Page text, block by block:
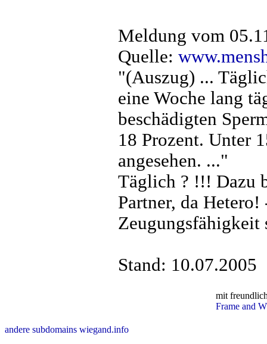
Meldung vom
Quelle:
"(Auszug) ...
eine Woche lang
beschädigten
18 Prozent. Unter
angesehen. ..."
Täglich ? !!! Dazu
Partner, da
Stand: 10.07.2005
mit
Frame and
andere subdomains wiegand.info